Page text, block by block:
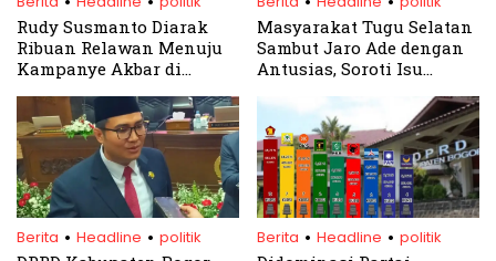
Rudy Susmanto Diarak
Ribuan Relawan Menuju
Kampanye Akbar di
Masyarakat Tugu Selatan
Sambut Jaro Ade dengan
Antusias, Soroti Isu
Pemberdayaan UMKM
Berita . Headline . politik Berita . Headline . politik